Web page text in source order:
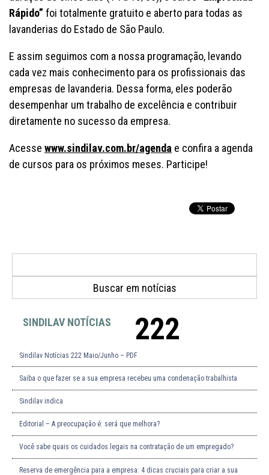
Rápido” foi totalmente gratuito e aberto para todas as
lavanderias do Estado de São Paulo.
E assim seguimos com a nossa programação, levando
cada vez mais conhecimento para os profissionais das
empresas de lavanderia. Dessa forma, eles poderão
desempenhar um trabalho de excelência e contribuir
diretamente no sucesso da empresa.
Acesse www.sindilav.com.br/agenda e confira a agenda
de cursos para os próximos meses. Participe!
SINDILAV NOTÍCIAS 222
Sindilav Notícias 222 Maio/Junho – PDF
Saiba o que fazer se a sua empresa recebeu uma condenação trabalhista
Sindilav indica
Editorial – A preocupação é: será que melhora?
Você sabe quais os cuidados legais na contratação de um empregado?
Reserva de emergência para a empresa: 4 dicas cruciais para criar a sua